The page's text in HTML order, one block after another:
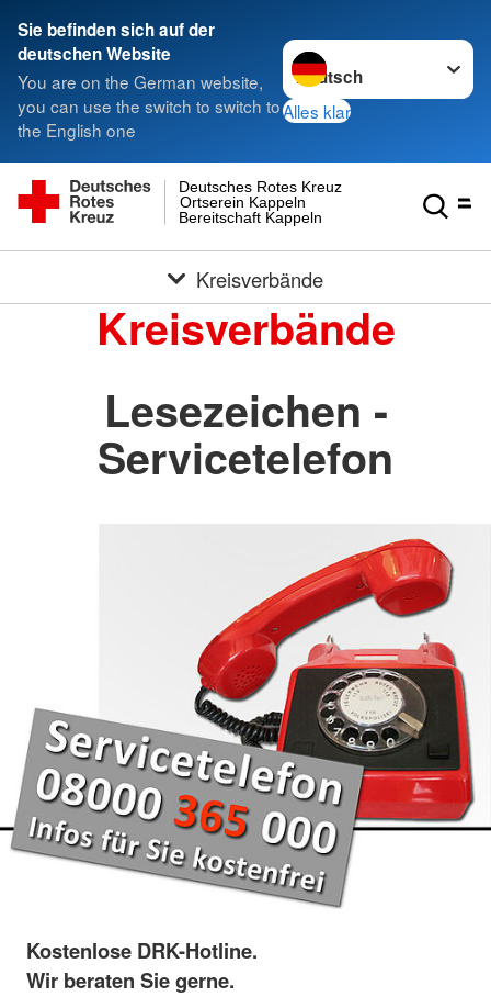
Sie befinden sich auf der
deutschen Website
You are on the German website,
you can use the switch to switch to
the English one
Sprache wechseln zu
Alles klar
Bereitschaft Kappeln
Ortserein Kappeln
Deutsches Rotes Kreuz
Kreisverbände
Kreisverbände
Lesezeichen -
Servicetelefon
Kostenlose DRK-Hotline.
Wir beraten Sie gerne.